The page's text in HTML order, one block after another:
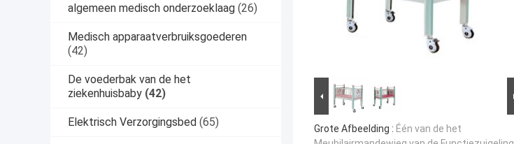
algemeen medisch onderzoeklaag (26)
Medisch apparaatverbruiksgoederen
(42)
De voederbak van de het
ziekenhuisbaby (42)
Elektrisch Verzorgingsbed (65) Grote Afbeelding : Één van de het